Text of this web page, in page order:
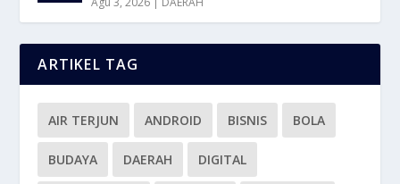
ARTIKEL TAG
AIR TERJUN ANDROID BISNIS BOLA
BUDAYA DAERAH DIGITAL